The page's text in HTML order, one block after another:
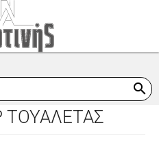
search
ΤΟΥΑΛΕΤΑΣ